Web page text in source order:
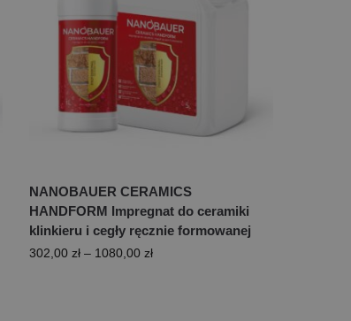
NANOBAUER CERAMICS
HANDFORM Impregnat do ceramiki
klinkieru i cegły ręcznie formowanej
302,00 zł – 1080,00 zł